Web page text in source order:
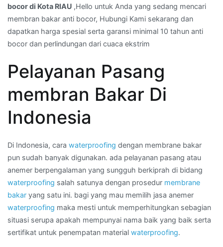
244
–
hubungi
Kami
membran
anti
di
RIAU
bocor di Kota RIAU ,Hello untuk Anda yang sedang mencari
membran bakar anti bocor, Hubungi Kami sekarang dan
dapatkan harga spesial serta garansi minimal 10 tahun anti
bocor dan perlindungan dari cuaca ekstrim
Pelayanan Pasang
membran Bakar Di
Indonesia
Di Indonesia, cara waterproofing dengan membrane bakar
pun sudah banyak digunakan. ada pelayanan pasang atau
anemer berpengalaman yang sungguh berkiprah di bidang
waterproofing salah satunya dengan prosedur membrane
bakar yang satu ini. bagi yang mau memilih jasa anemer
waterproofing maka mesti untuk memperhitungkan sebagian
situasi serupa apakah mempunyai nama baik yang baik serta
sertifikat untuk penempatan material waterproofing.